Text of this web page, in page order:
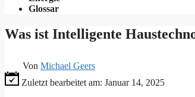
Glossar
Was ist Intelligente
Von Michael Geers
Zuletzt bearbeitet am: Januar 14, 2025